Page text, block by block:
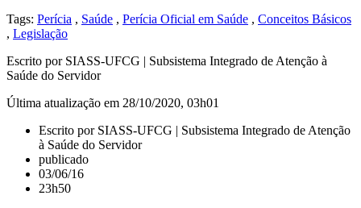
Tags: Perícia , Saúde , Perícia Oficial em Saúde , Conceitos Básicos
, Legislação
Escrito por SIASS-UFCG | Subsistema Integrado de Atenção à
Saúde do Servidor
Última atualização em 28/10/2020, 03h01
Escrito por SIASS-UFCG | Subsistema Integrado de Atenção
à Saúde do Servidor
publicado
03/06/16
23h50